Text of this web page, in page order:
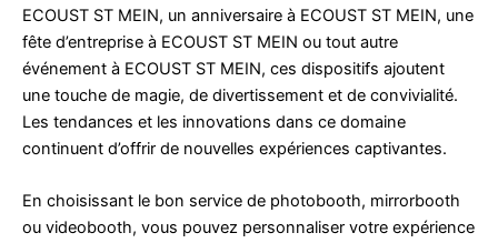
ECOUST ST MEIN, un anniversaire à ECOUST ST MEIN, une
fête d’entreprise à ECOUST ST MEIN ou tout autre
événement à ECOUST ST MEIN, ces dispositifs ajoutent
une touche de magie, de divertissement et de convivialité.
Les tendances et les innovations dans ce domaine
continuent d’offrir de nouvelles expériences captivantes.
En choisissant le bon service de photobooth, mirrorbooth
ou videobooth, vous pouvez personnaliser votre expérience